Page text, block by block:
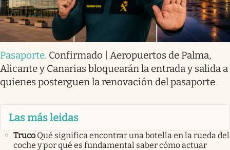
Pasaporte. Confirmado | Aeropuertos de Palma,
Alicante y Canarias bloquearán la entrada y salida a
quienes posterguen la renovación del pasaporte
Las más leidas
Truco Qué significa encontrar una botella en la rueda del
coche y por qué es fundamental saber cómo actuar